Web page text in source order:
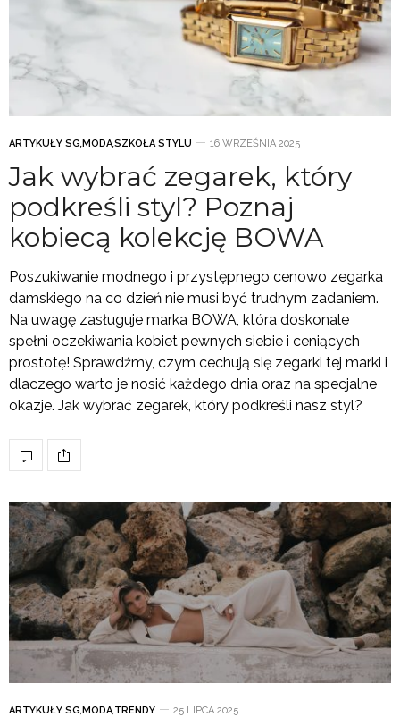
ARTYKUŁY SG,MODA,SZKOŁA STYLU 16 WRZEŚNIA 2025
Jak wybrać zegarek, który
podkreśli styl? Poznaj
kobiecą kolekcję BOWA
Poszukiwanie modnego i przystępnego cenowo zegarka
damskiego na co dzień nie musi być trudnym zadaniem.
Na uwagę zasługuje marka BOWA, która doskonale
spełni oczekiwania kobiet pewnych siebie i ceniących
prostotę! Sprawdźmy, czym cechują się zegarki tej marki i
dlaczego warto je nosić każdego dnia oraz na specjalne
okazje. Jak wybrać zegarek, który podkreśli nasz styl?
ARTYKUŁY SG,MODA,TRENDY 25 LIPCA 2025